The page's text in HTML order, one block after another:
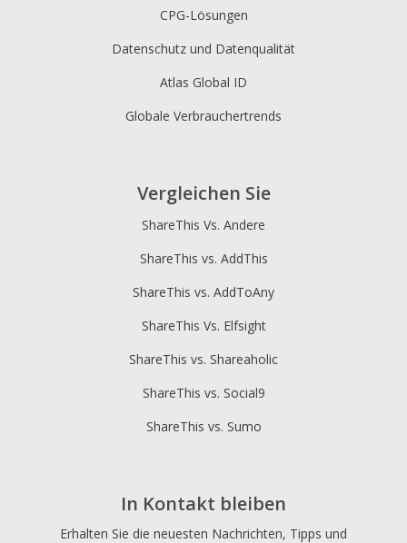
CPG-Lösungen
Datenschutz und Datenqualität
Atlas Global ID
Globale Verbrauchertrends
Vergleichen Sie
ShareThis Vs. Andere
ShareThis vs. AddThis
ShareThis vs. AddToAny
ShareThis Vs. Elfsight
ShareThis vs. Shareaholic
ShareThis vs. Social9
ShareThis vs. Sumo
In Kontakt bleiben
Erhalten Sie die neuesten Nachrichten, Tipps und